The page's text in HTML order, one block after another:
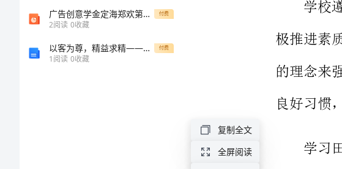
广告创意学金定海郑欢第六章节 付费
2阅读 0收藏
以客为尊，精益求精——公司生产部主管年终工作回顾 付费
1阅读 0收藏
复制全文
全屏阅读